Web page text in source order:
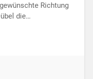
Richtung
die…